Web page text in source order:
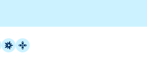
Radio Estel
Catalunya Cristiana